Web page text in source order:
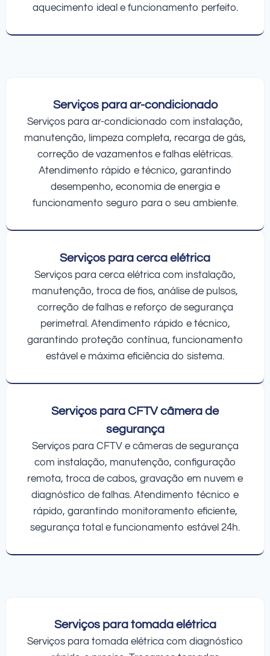
aquecimento ideal e funcionamento perfeito.
Serviços para ar-condicionado
Serviços para ar-condicionado com instalação,
manutenção, limpeza completa, recarga de gás,
correção de vazamentos e falhas elétricas.
Atendimento rápido e técnico, garantindo
desempenho, economia de energia e
funcionamento seguro para o seu ambiente.
Serviços para cerca elétrica
Serviços para cerca elétrica com instalação,
manutenção, troca de fios, análise de pulsos,
correção de falhas e reforço de segurança
perimetral. Atendimento rápido e técnico,
garantindo proteção contínua, funcionamento
estável e máxima eficiência do sistema.
Serviços para CFTV câmera de
segurança
Serviços para CFTV e câmeras de segurança
com instalação, manutenção, configuração
remota, troca de cabos, gravação em nuvem e
diagnóstico de falhas. Atendimento técnico e
rápido, garantindo monitoramento eficiente,
segurança total e funcionamento estável 24h.
Serviços para tomada elétrica
Serviços para tomada elétrica com diagnóstico